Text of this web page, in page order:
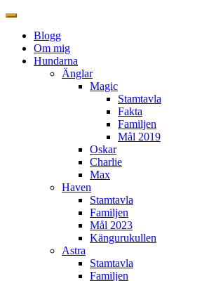
Blogg
Om mig
Hundarna
Änglar
Magic
Stamtavla
Fakta
Familjen
Mål 2019
Oskar
Charlie
Max
Haven
Stamtavla
Familjen
Mål 2023
Kängurukullen
Astra
Stamtavla
Familjen